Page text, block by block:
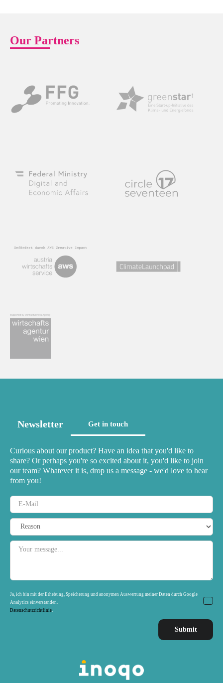
Our Partners
Newsletter Get in touch
Curious about our product? Have an idea that you'd like to
share? Or perhaps you're so excited about it, you'd like to join
our team? Whatever it is, drop us a message - we'd love to hear
from you!
Ja, ich bin mit der Erhebung, Speicherung und anonymen Auswertung meiner Daten durch Google
Analytics einverstanden.
Datenschutzrichtlinie